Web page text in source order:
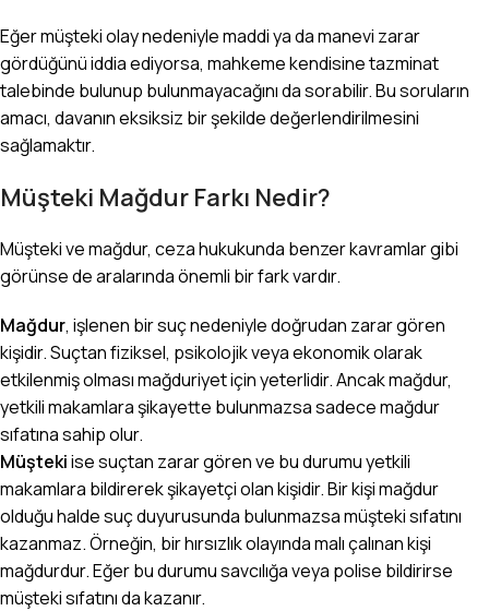
Eğer müşteki olay nedeniyle maddi ya da manevi zarar
gördüğünü iddia ediyorsa, mahkeme kendisine tazminat
talebinde bulunup bulunmayacağını da sorabilir. Bu soruların
amacı, davanın eksiksiz bir şekilde değerlendirilmesini
sağlamaktır.
Müşteki Mağdur Farkı Nedir?
Müşteki ve mağdur, ceza hukukunda benzer kavramlar gibi
görünse de aralarında önemli bir fark vardır.
Mağdur, işlenen bir suç nedeniyle doğrudan zarar gören
kişidir. Suçtan fiziksel, psikolojik veya ekonomik olarak
etkilenmiş olması mağduriyet için yeterlidir. Ancak mağdur,
yetkili makamlara şikayette bulunmazsa sadece mağdur
sıfatına sahip olur.
Müştekiise suçtan zarar gören ve bu durumu yetkili
makamlara bildirerek şikayetçi olan kişidir. Bir kişi mağdur
olduğu halde suç duyurusunda bulunmazsa müşteki sıfatını
kazanmaz. Örneğin, bir hırsızlık olayında malı çalınan kişi
mağdurdur. Eğer bu durumu savcılığa veya polise bildirirse
müşteki sıfatını da kazanır.